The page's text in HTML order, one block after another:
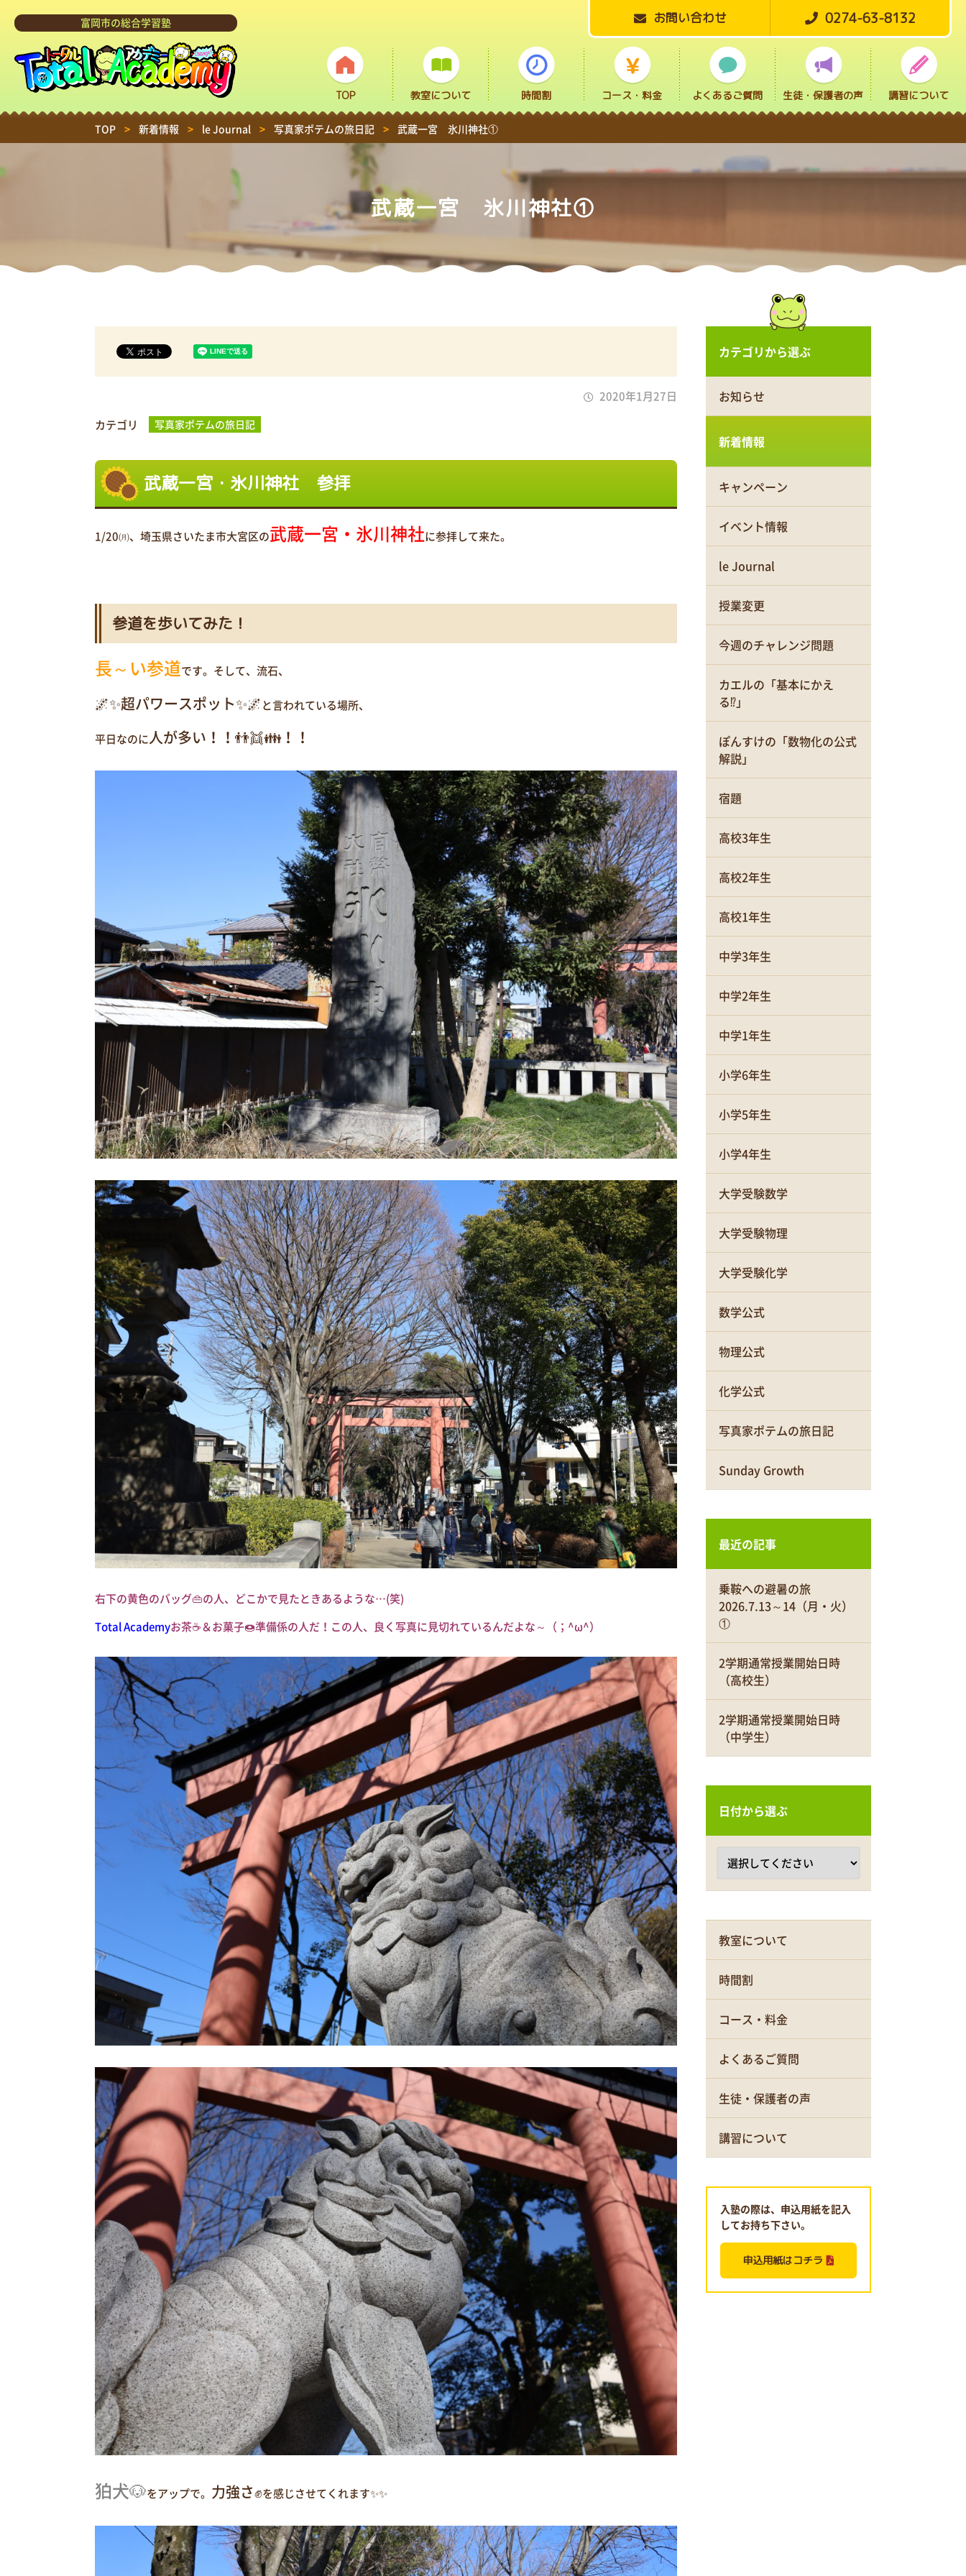
富岡市の総合学習塾 お問い合わせ 0274-63-8132
TOP 教室について 時間割 コース・料金 よくあるご質問 生徒・保護者の声 講習について
TOP > 新着情報 > le Journal > 写真家ポテムの旅日記 > 武蔵一宮 氷川神社①
武蔵一宮 氷川神社①
2020年1月27日
カテゴリ
写真家ポテムの旅日記
武蔵一宮・氷川神社 参拝
1/20㈪、埼玉県さいたま市大宮区の武蔵一宮・氷川神社に参拝して来た。
参道を歩いてみた！
長～い参道です。そして、流石、
🌌✨超パワースポット✨🌌と言われている場所、
平日なのに人が多い！！👬👯👪！！
右下の黄色のバッグ👜の人、どこかで見たときあるような…(笑)
Total Academyお茶☕＆お菓子🍩準備係の人だ！この人、良く写真に見切れているんだよな～（；^ω^）
狛犬🐶をアップで。 力強さ✊を感じさせてくれます✨✨
カテゴリから選ぶ
お知らせ
新着情報
キャンペーン
イベント情報
le Journal
授業変更
今週のチャレンジ問題
カエルの「基本にかえ
る⁉」
ぽんすけの「数物化の公式
解説」
宿題
高校3年生
高校2年生
高校1年生
中学3年生
中学2年生
中学1年生
小学6年生
小学5年生
小学4年生
大学受験数学
大学受験物理
大学受験化学
数学公式
物理公式
化学公式
写真家ポテムの旅日記
Sunday Growth
最近の記事
乗鞍への避暑の旅
2026.7.13～14（月・火）
①
2学期通常授業開始日時
（高校生）
2学期通常授業開始日時
（中学生）
日付から選ぶ
教室について
時間割
コース・料金
よくあるご質問
生徒・保護者の声
講習について
入塾の際は、申込用紙を記入
してお持ち下さい。
申込用紙はコチラ